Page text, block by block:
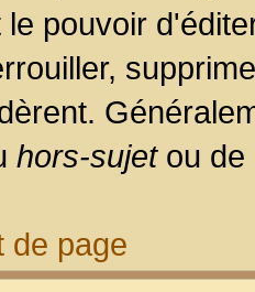
pouvoir
hors-sujetou de
de page